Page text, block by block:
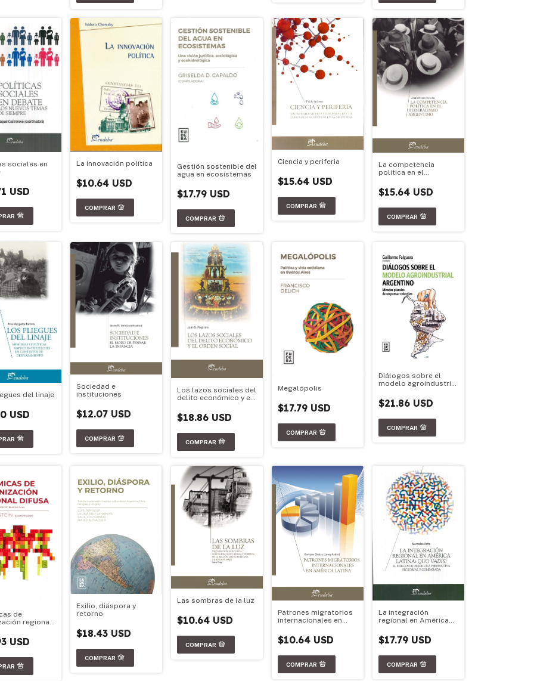
sociales en
USD
La innovación política
$10.64 USD
Gestión sostenible del
agua en ecosistemas
$17.79 USD
Ciencia y periferia
$15.64 USD
La competencia
política en el
$15.64 USD
del linaje
USD
Sociedad e
instituciones
$12.07 USD
Los lazos sociales del
delito económico y el
$18.86 USD
Megalópolis
$17.79 USD
Diálogos sobre el
modelo agroindustrial
$21.86 USD
de
regional
USD
Exilio, diáspora y
retorno
$18.43 USD
Las sombras de la luz
$10.64 USD
Patrones migratorios
internacionales en
$10.64 USD
La integración
regional en América
$17.79 USD